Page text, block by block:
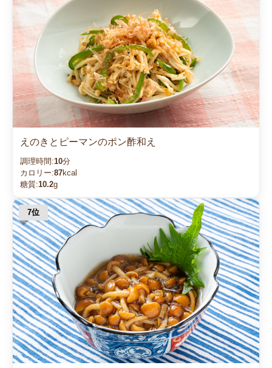
えのきとピーマンのポン酢和え
調理時間:10分
カロリー:87kcal
糖質:10.2g